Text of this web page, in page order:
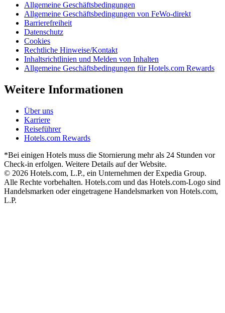
Allgemeine Geschäftsbedingungen
Allgemeine Geschäftsbedingungen von FeWo-direkt
Barrierefreiheit
Datenschutz
Cookies
Rechtliche Hinweise/Kontakt
Inhaltsrichtlinien und Melden von Inhalten
Allgemeine Geschäftsbedingungen für Hotels.com Rewards
Weitere Informationen
Über uns
Karriere
Reiseführer
Hotels.com Rewards
*Bei einigen Hotels muss die Stornierung mehr als 24 Stunden vor
Check-in erfolgen. Weitere Details auf der Website.
© 2026 Hotels.com, L.P., ein Unternehmen der Expedia Group.
Alle Rechte vorbehalten. Hotels.com und das Hotels.com-Logo sind
Handelsmarken oder eingetragene Handelsmarken von Hotels.com,
L.P.